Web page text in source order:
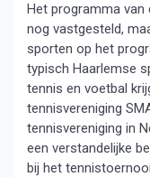
Het programma van
nog vastgesteld,
sporten op het
typisch Haarlemse
tennis en voetbal
tennisvereniging
tennisvereniging in
een verstandelijke
bij het